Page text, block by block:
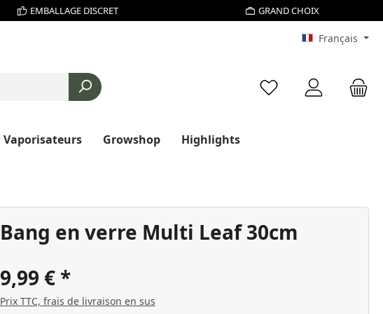
EMBALLAGE DISCRET GRAND CHOIX
Français
Vous avez 0 articles
Vaporisateurs Growshop Highlights
Bang en verre Multi Leaf 30cm
9,99 €
Prix TTC, frais de livraison en sus